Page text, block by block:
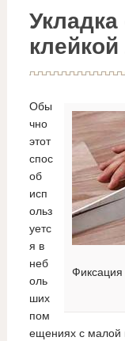
Обы
чно
этот
спос
об
исп
ольз
уетс
я в
неб
оль
ших
пом
ещениях с малой